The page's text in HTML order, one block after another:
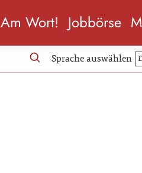
Am Wort! Jobbörse
Sprache auswählen